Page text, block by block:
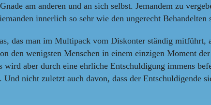
am anderen und an sich selbst. Jemandem zu
innerlich so sehr wie den ungerecht Behandelten
das man im Multipack vom Diskonter ständig
den wenigsten Menschen in einem einzigen Moment
aber durch eine ehrliche Entschuldigung immens
nicht zuletzt auch davon, dass der Entschuldigende